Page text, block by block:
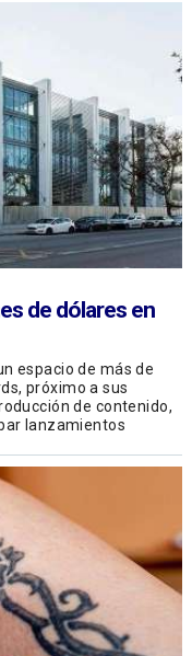
de dólares en
espacio de más de
próximo a sus
de contenido,
lanzamientos